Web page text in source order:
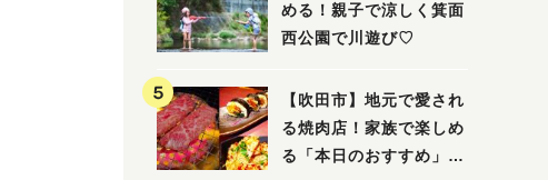
める！親子で涼しく箕面
西公園で川遊び♡
【吹田市】地元で愛され
る焼肉店！家族で楽しめ
る「本日のおすすめ」で